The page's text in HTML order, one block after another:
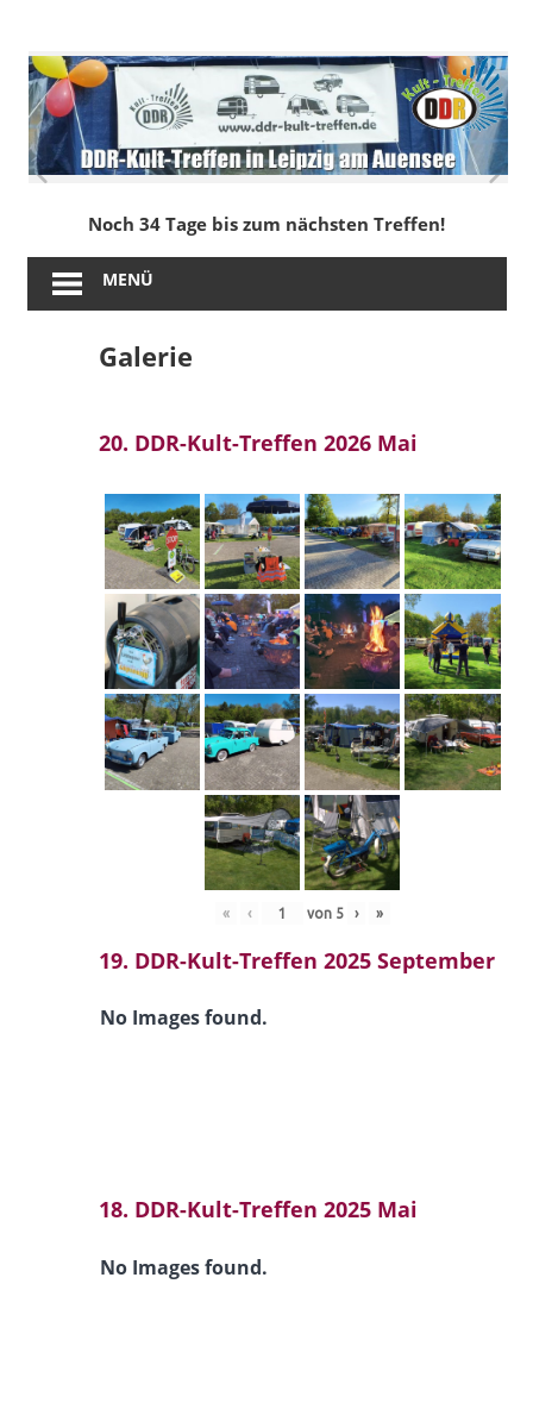
springen
DDR-
Kult-
Treffen
in
Leipzig
am
Noch 34 Tage bis zum nächsten Treffen!
MENÜ
Galerie
20. DDR-Kult-Treffen 2026 Mai
« ‹ von 5 › »
19. DDR-Kult-Treffen 2025 September
No Images found.
18. DDR-Kult-Treffen 2025 Mai
No Images found.